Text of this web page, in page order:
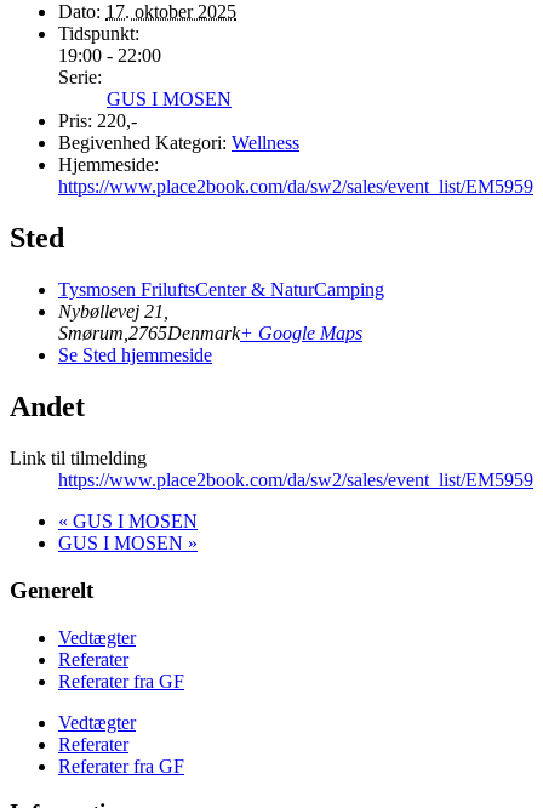
Dato: 17. oktober 2025
Tidspunkt:
19:00 - 22:00
Serie:
GUS I MOSEN
Pris: 220,-
Begivenhed Kategori: Wellness
Hjemmeside:
https://www.place2book.com/da/sw2/sales/event_list/EM5959
Sted
Tysmosen FriluftsCenter & NaturCamping
Nybøllevej 21,
Smørum 2765Denmark+ Google Maps
Se Sted hjemmeside
Andet
Link til tilmelding
https://www.place2book.com/da/sw2/sales/event_list/EM5959
« GUS I MOSEN
GUS I MOSEN »
Generelt
Vedtægter
Referater
Referater fra GF
Vedtægter
Referater
Referater fra GF